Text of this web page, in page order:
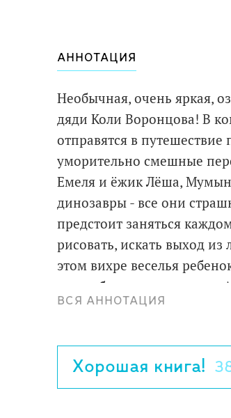
АННОТАЦИЯ
Необычная, очень яркая,
дяди Коли Воронцова! В
отправятся в путешествие
уморительно смешные
Емеля и ёжик Лёша,
динозавры - все они
предстоит заняться
рисовать, искать выход из
этом вихре веселья
всеми без исключения, от
Для детей дошкольного
ВСЯ АННОТАЦИЯ
Хорошая книга!